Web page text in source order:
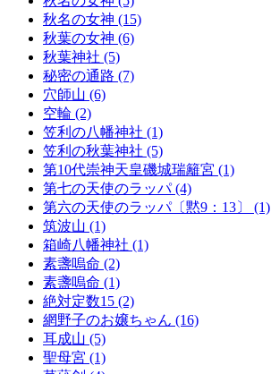
秋名の女神 (15)
秋葉の女神 (6)
秋葉神社 (5)
秘密の通路 (7)
穴師山 (6)
空輪 (2)
笠利の八幡神社 (1)
笠利の秋葉神社 (5)
第10代崇神天皇磯城瑞籬宮 (1)
第七の天使のラッパ (4)
第六の天使のラッパ〔黙9：13〕 (1)
筑波山 (1)
箱崎八幡神社 (1)
素盞嗚命 (2)
素盞嗚命 (1)
絶対定数15 (2)
網野子のお嬢ちゃん (16)
耳成山 (5)
聖母宮 (1)